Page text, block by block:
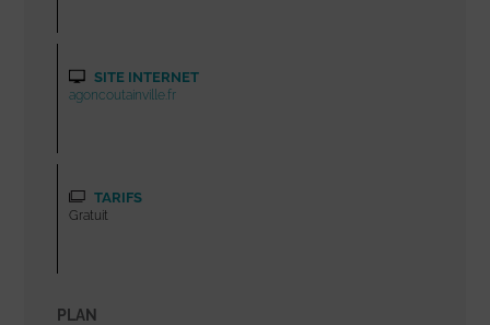
SITE INTERNET
agoncoutainville.fr
TARIFS
Gratuit
PLAN